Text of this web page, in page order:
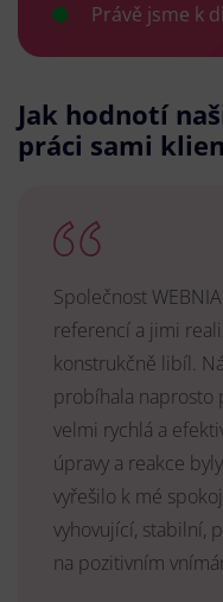
Právě jsme k
Jak hodnotí
práci sami
Společnost
referencí a jimi
konstrukčně libíl.
probíhala naprosto
velmi rychlá a
úpravy a reakce
vyřešilo k mé
vyhovující, stabilní,
na pozitivním